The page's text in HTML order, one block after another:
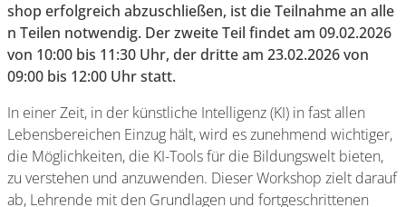
shop erfolgreich abzuschließen, ist die Teilnahme an alle
n Teilen notwendig. Der zweite Teil findet am 09.02.2026
von 10:00 bis 11:30 Uhr, der dritte am 23.02.2026 von
09:00 bis 12:00 Uhr statt.
In einer Zeit, in der künstliche Intelligenz (KI) in fast allen
Lebensbereichen Einzug hält, wird es zunehmend wichtiger,
die Möglichkeiten, die KI-Tools für die Bildungswelt bieten,
zu verstehen und anzuwenden. Dieser Workshop zielt darauf
ab, Lehrende mit den Grundlagen und fortgeschrittenen